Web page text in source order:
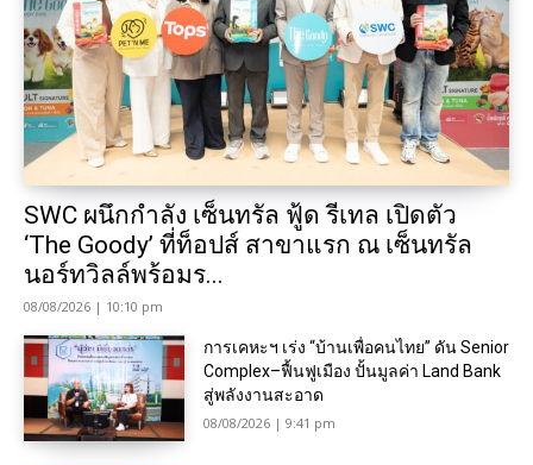
SWC ผนึกกำลัง เซ็นทรัล ฟู้ด รีเทล เปิดตัว
‘The Goody’ ที่ท็อปส์ สาขาแรก ณ เซ็นทรัล
นอร์ทวิลล์พร้อมร...
08/08/2026 | 10:10 pm
การเคหะฯ เร่ง “บ้านเพื่อคนไทย” ดัน Senior
Complex–ฟื้นฟูเมือง ปั้นมูลค่า Land Bank
สู่พลังงานสะอาด
08/08/2026 | 9:41 pm